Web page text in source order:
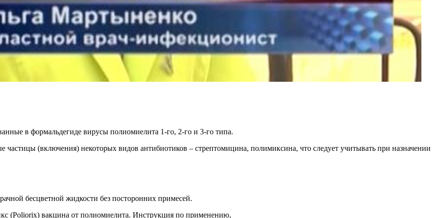
в формальдегиде вирусы полиомиелита 1-го, 2-го и 3-го типа.
частицы (включения) некоторых видов антибиотиков – стрептомицина, полимиксина, что следует учитывать при назначении
бесцветной жидкости без посторонних примесей.